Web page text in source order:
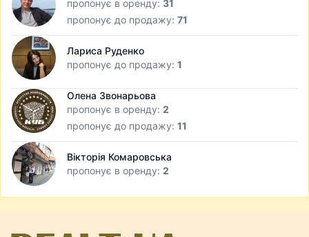
пропонує в оренду: 31
пропонує до продажу: 71
Лариса Руденко
пропонує до продажу: 1
Олена Звонарьова
пропонує в оренду: 2
пропонує до продажу: 11
Вікторія Комаровська
пропонує в оренду: 2